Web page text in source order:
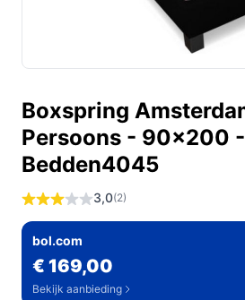
Boxspring
Persoons - 90x200 -
Bedden4045
3,0(2)
bol.com
€ 169,00
Bekijk aanbieding